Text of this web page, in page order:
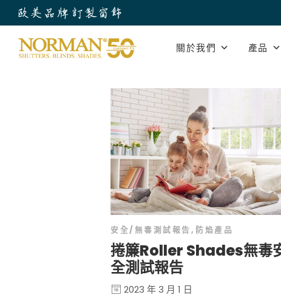
關於我們 產品
安全/無毒測試報告 , 防焰產品
捲簾Roller Shades無毒
全測試報告
2023 年 3 月 1 日